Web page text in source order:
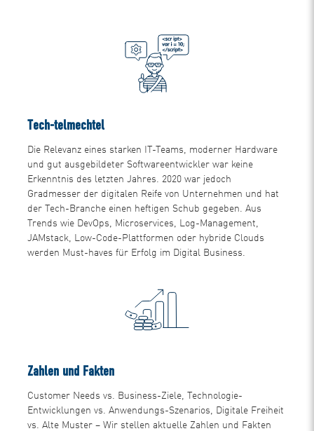
Tech-telmechtel
Die Relevanz eines starken IT-Teams, moderner Hardware
und gut ausgebildeter Softwareentwickler war keine
Erkenntnis des letzten Jahres. 2020 war jedoch
Gradmesser der digitalen Reife von Unternehmen und hat
der Tech-Branche einen heftigen Schub gegeben. Aus
Trends wie DevOps, Microservices, Log-Management,
JAMstack, Low-Code-Plattformen oder hybride Clouds
werden Must-haves für Erfolg im Digital Business.
Zahlen und Fakten
Customer Needs vs. Business-Ziele, Technologie-
Entwicklungen vs. Anwendungs-Szenarios, Digitale Freiheit
vs. Alte Muster – Wir stellen aktuelle Zahlen und Fakten